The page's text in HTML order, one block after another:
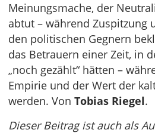
Meinungsmache, der
abtut – während Zuspitzung
den politischen Gegnern
das Betrauern einer Zeit, in
„noch gezählt“ hätten –
Empirie und der Wert der
werden. Von Tobias Riegel.
Dieser Beitrag ist auch als